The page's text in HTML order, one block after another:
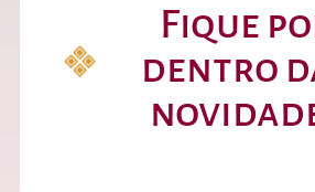
Fique
dentro